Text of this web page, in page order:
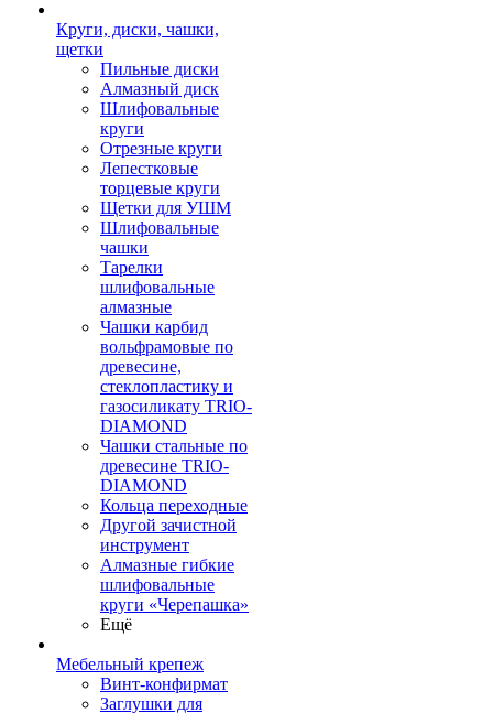
Круги, диски, чашки,
щетки
Пильные диски
Алмазный диск
Шлифовальные
круги
Отрезные круги
Лепестковые
торцевые круги
Щетки для УШМ
Шлифовальные
чашки
Тарелки
шлифовальные
алмазные
Чашки карбид
вольфрамовые по
древесине,
стеклопластику и
газосиликату TRIO-
DIAMOND
Чашки стальные по
древесине TRIO-
DIAMOND
Кольца переходные
Другой зачистной
инструмент
Алмазные гибкие
шлифовальные
круги «Черепашка»
Ещё
Мебельный крепеж
Винт-конфирмат
Заглушки для